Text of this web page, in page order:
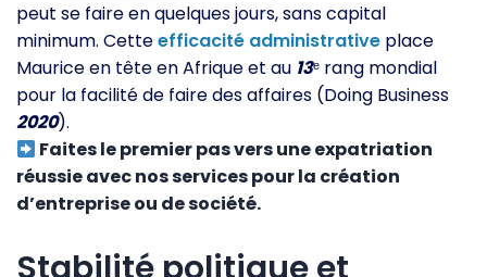
peut se faire en quelques jours, sans capital
minimum. Cetteefficacité administrative place
Maurice en tête en Afrique et au 13ᵉ rang mondial
pour la facilité de faire des affaires (Doing Business
2020).
Faites le premier pas vers une expatriation
réussie avec nos services pour la création
d’entreprise ou de société.